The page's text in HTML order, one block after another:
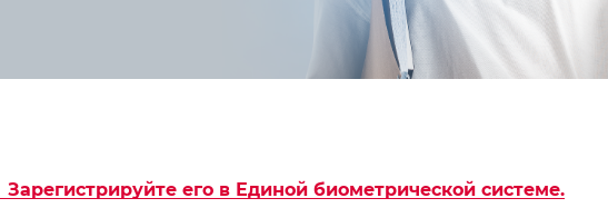
его в Единой биометрической системе.